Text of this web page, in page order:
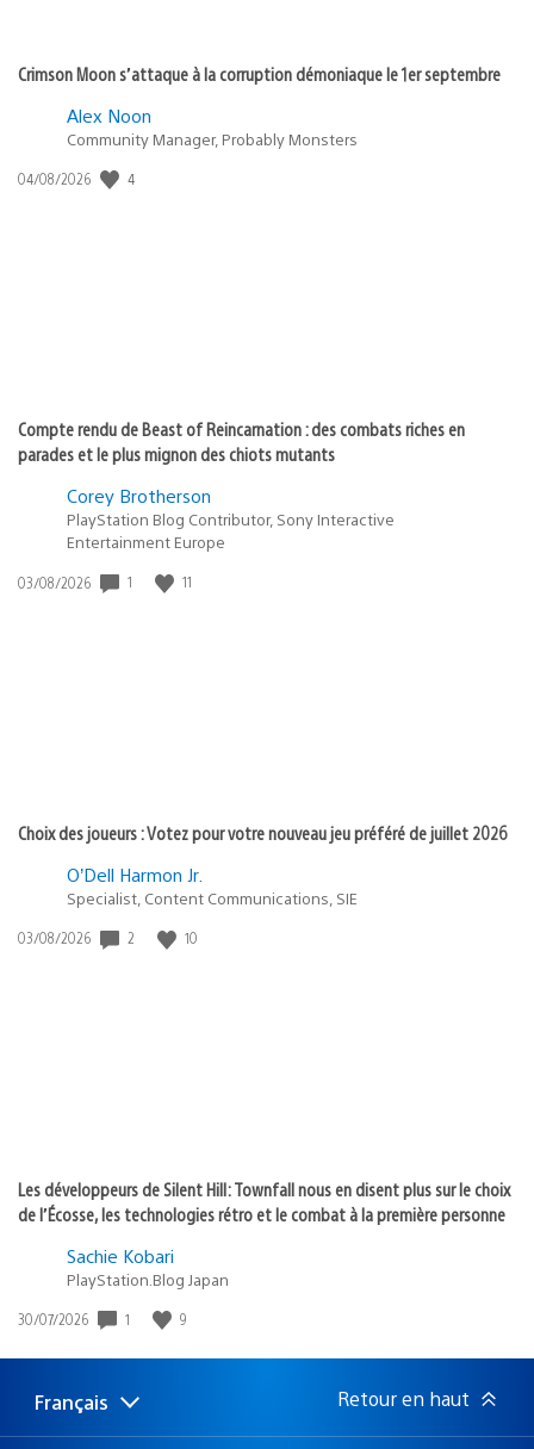
Crimson Moon s’attaque à la corruption démoniaque le 1er septembre
Alex Noon
Community Manager, Probably Monsters
Date
04/08/2026 4
Compte rendu de Beast of Reincarnation : des combats riches en
parades et le plus mignon des chiots mutants
Corey Brotherson
PlayStation Blog Contributor, Sony Interactive
Entertainment Europe
Date
03/08/2026 1 11
Choix des joueurs : Votez pour votre nouveau jeu préféré de juillet 2026
O’Dell Harmon Jr.
Specialist, Content Communications, SIE
Date
03/08/2026 2 10
Les développeurs de Silent Hill: Townfall nous en disent plus sur le choix
de l’Écosse, les technologies rétro et le combat à la première personne
Sachie Kobari
PlayStation.Blog Japan
Date
publication
30/07/2026 1 9
Choisir
une
Région
actuelle
Français Retour en haut